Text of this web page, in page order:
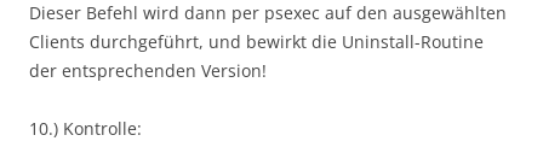
Dieser Befehl wird dann per psexec auf den ausgewählten
Clients durchgeführt, und bewirkt die Uninstall-Routine
der entsprechenden Version!
10.) Kontrolle: